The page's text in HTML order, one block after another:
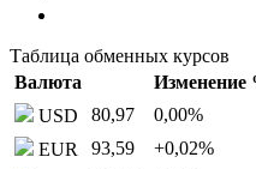
Таблица обменных курсов
Валюта
Изменение
USD
80,97 0,00%
EUR
93,59 +0,02%